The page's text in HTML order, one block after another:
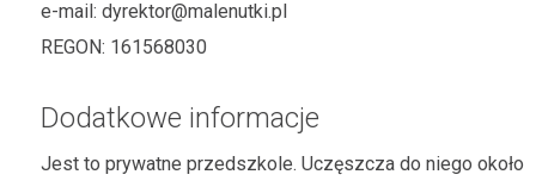
e-mail: dyrektor@malenutki.pl
REGON: 161568030
Dodatkowe informacje
Jest to prywatne przedszkole. Uczęszcza do niego około